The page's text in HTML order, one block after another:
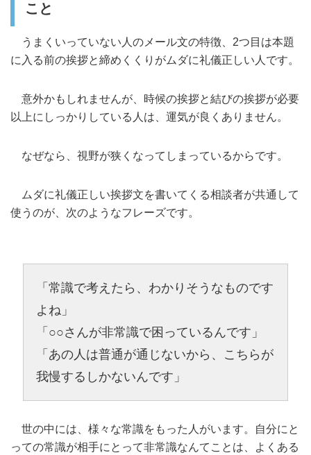
こと
うまくいっていない人のメール文の特徴、2つ目は本題
に入る前の挨拶と締めくくりがムダに礼儀正しい人です。
意外かもしれませんが、時候の挨拶と結びの挨拶が必要
以上にしっかりしている人は、運気が良くありません。
なぜなら、視野が狭くなってしまっているからです。
ムダに礼儀正しい挨拶文を書いてくる相談者が共通して
使うのが、次のようなフレーズです。
「常識で考えたら、わかりそうなものです
よね」
「○○さんが非常識で困っているんです」
「あの人は普通が通じないから、こちらが
我慢するしかないんです」
世の中には、様々な常識をもった人がいます。自分にと
っての常識が相手にとって非常識なんてことは、よくある